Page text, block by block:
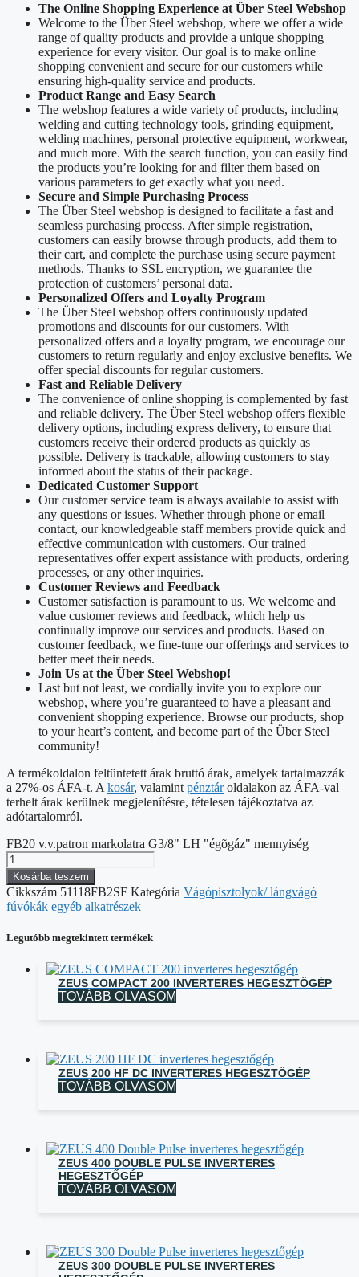
The Online Shopping Experience at Über Steel Webshop
Welcome to the Über Steel webshop, where we offer a wide
range of quality products and provide a unique shopping
experience for every visitor. Our goal is to make online
shopping convenient and secure for our customers while
ensuring high-quality service and products.
Product Range and Easy Search
The webshop features a wide variety of products, including
welding and cutting technology tools, grinding equipment,
welding machines, personal protective equipment, workwear,
and much more. With the search function, you can easily find
the products you’re looking for and filter them based on
various parameters to get exactly what you need.
Secure and Simple Purchasing Process
The Über Steel webshop is designed to facilitate a fast and
seamless purchasing process. After simple registration,
customers can easily browse through products, add them to
their cart, and complete the purchase using secure payment
methods. Thanks to SSL encryption, we guarantee the
protection of customers’ personal data.
Personalized Offers and Loyalty Program
The Über Steel webshop offers continuously updated
promotions and discounts for our customers. With
personalized offers and a loyalty program, we encourage our
customers to return regularly and enjoy exclusive benefits. We
offer special discounts for regular customers.
Fast and Reliable Delivery
The convenience of online shopping is complemented by fast
and reliable delivery. The Über Steel webshop offers flexible
delivery options, including express delivery, to ensure that
customers receive their ordered products as quickly as
possible. Delivery is trackable, allowing customers to stay
informed about the status of their package.
Dedicated Customer Support
Our customer service team is always available to assist with
any questions or issues. Whether through phone or email
contact, our knowledgeable staff members provide quick and
effective communication with customers. Our trained
representatives offer expert assistance with products, ordering
processes, or any other inquiries.
Customer Reviews and Feedback
Customer satisfaction is paramount to us. We welcome and
value customer reviews and feedback, which help us
continually improve our services and products. Based on
customer feedback, we fine-tune our offerings and services to
better meet their needs.
Join Us at the Über Steel Webshop!
Last but not least, we cordially invite you to explore our
webshop, where you’re guaranteed to have a pleasant and
convenient shopping experience. Browse our products, shop
to your heart’s content, and become part of the Über Steel
community!
A termékoldalon feltüntetett árak bruttó árak, amelyek tartalmazzák
a 27%-os ÁFA-t. A kosár, valamint pénztároldalakon az ÁFA-val
terhelt árak kerülnek megjelenítésre, tételesen tájékoztatva az
adótartalomról.
FB20 v.v.patron markolatra G3/8" LH "égõgáz" mennyiség
Kosárba teszem
Cikkszám 51118FB2SF Kategória Vágópisztolyok/ lángvágó
fúvókák egyéb alkatrészek
Legutóbb megtekintett termékek
ZEUS COMPACT 200 INVERTERES HEGESZTŐGÉP
TOVÁBB OLVASOM
ZEUS 200 HF DC INVERTERES HEGESZTŐGÉP
TOVÁBB OLVASOM
ZEUS 400 DOUBLE PULSE INVERTERES
HEGESZTŐGÉP
TOVÁBB OLVASOM
ZEUS 300 DOUBLE PULSE INVERTERES